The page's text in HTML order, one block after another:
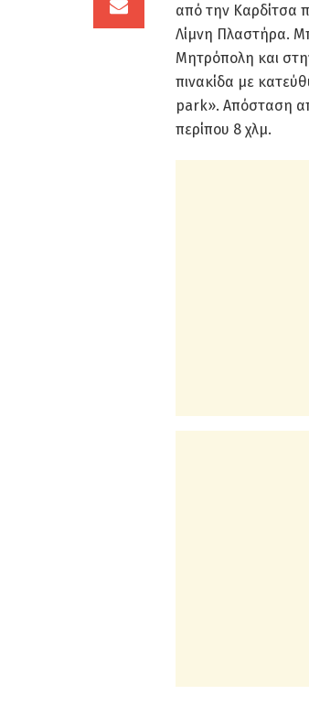
από την Καρδίτσα
Λίμνη Πλαστήρα.
Μητρόπολη και
πινακίδα με
park». Απόσταση
περίπου 8 χλμ.